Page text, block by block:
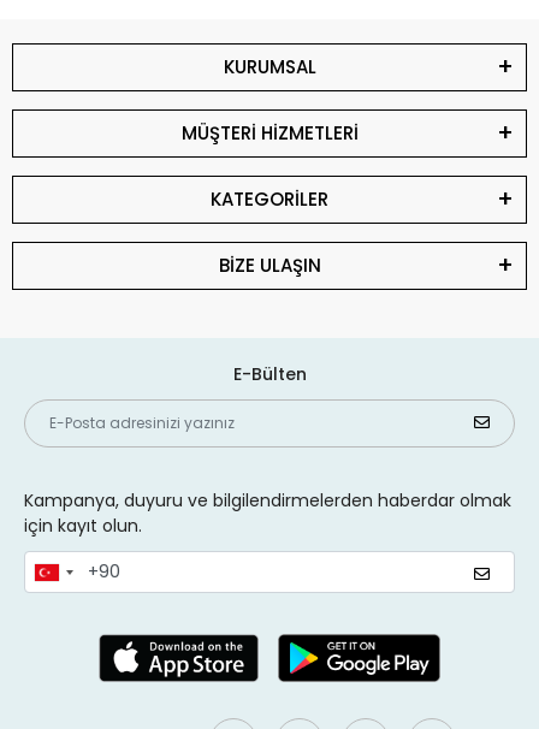
KURUMSAL
MÜŞTERİ HİZMETLERİ
KATEGORİLER
BİZE ULAŞIN
E-Bülten
Kampanya, duyuru ve bilgilendirmelerden haberdar olmak
için kayıt olun.